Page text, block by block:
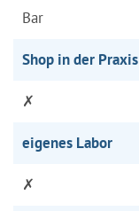
Bar
Shop in der Praxis
✗
eigenes Labor
✗